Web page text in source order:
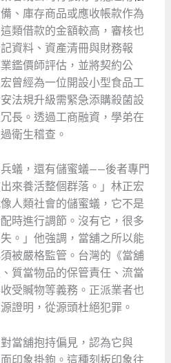
備、庫存商品或應收帳款作為
類借款的金額較高，審核也
資料、資產清冊與財務報
鑑價師評估，並將契約公
曾經為一位開設小型食品工
法規升級需緊急添購殺菌設
長。透過工商融資，學弟在
衛生稽查。
兵蟻，還有儲蜜蟻——後者專門
來養活整個群落。」林正宏
人類社會的儲蜜蟻，它不是
時進行調節。沒有它，很多
。」他強調，當舖之所以能
被嚴格監管。台灣的《當舖
質當物品的保管責任、流當
受贓物等義務。正派業者也
證明，從源頭杜絕犯罪。
當舖抱持偏見，認為它與
印象掛鉤。這種刻板印象往